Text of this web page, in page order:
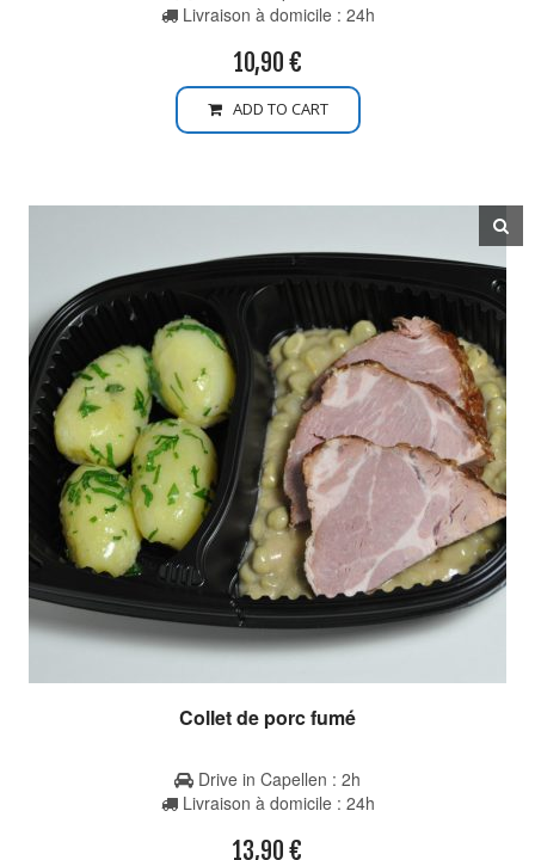
Livraison à domicile : 24h
10,90 €
ADD TO CART
Collet de porc fumé
Drive in Capellen : 2h
Livraison à domicile : 24h
13,90 €